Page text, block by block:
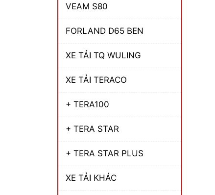
VEAM S80
FORLAND D65 BEN
XE TẢI TQ WULING
XE TẢI TERACO
+ TERA100
+ TERA STAR
+ TERA STAR PLUS
XE TẢI KHÁC